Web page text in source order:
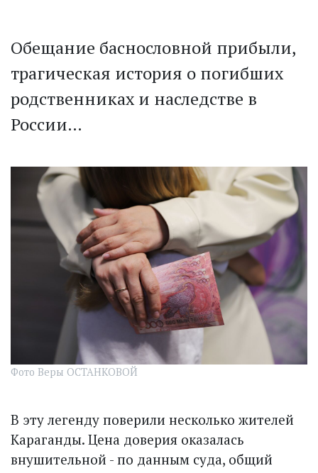
Обещание баснословной прибыли,
трагическая история о погибших
родственниках и наследстве в
России…
Фото Веры ОСТАНКОВОЙ
В эту легенду поверили несколько жителей
Караганды. Цена доверия оказалась
внушительной - по данным суда, общий